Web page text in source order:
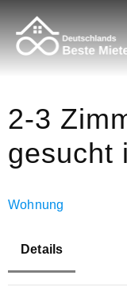
2-3
gesucht
Wohnung
Details